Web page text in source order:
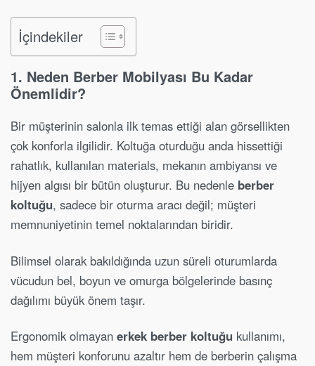
İçindekiler
1. Neden Berber Mobilyası Bu Kadar
Önemlidir?
Bir müşterinin salonla ilk temas ettiği alan görsellikten
çok konforla ilgilidir. Koltuğa oturduğu anda hissettiği
rahatlık, kullanılan materials, mekanın ambiyansı ve
hijyen algısı bir bütün oluşturur. Bu nedenle berber
koltuğu, sadece bir oturma aracı değil; müşteri
memnuniyetinin temel noktalarından biridir.
Bilimsel olarak bakıldığında uzun süreli oturumlarda
vücudun bel, boyun ve omurga bölgelerinde basınç
dağılımı büyük önem taşır.
Ergonomik olmayan erkek berber koltuğu kullanımı,
hem müşteri konforunu azaltır hem de berberin çalışma